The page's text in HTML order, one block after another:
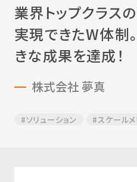
業界トップクラス
実現できたW体制。
きな成果を達成！
株式会社 夢真
#ソリューション #スケールメ